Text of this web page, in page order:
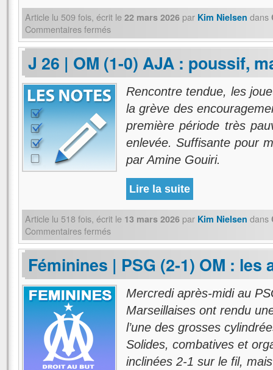
Article lu 509 fois, écrit le 22 mars 2026 par Kim Nielsen dans
Commentaires fermés
J 26 | OM (1-0) AJA : poussif,
Rencontre tendue, les
la grève des
première période très
enlevée. Suffisante pour
par Amine Gouiri.
Lire la suite
Article lu 518 fois, écrit le 13 mars 2026 par Kim Nielsen dans
Commentaires fermés
Féminines | PSG (2-1) OM : les
Mercredi après-midi au
Marseillaises ont rendu
l’une des grosses
Solides, combatives et
inclinées 2-1 sur le fil,